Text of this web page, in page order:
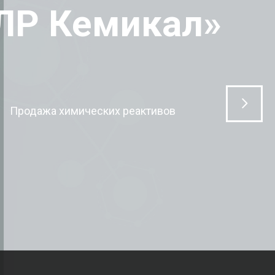
Кемикал»
Продажа химических реактивов